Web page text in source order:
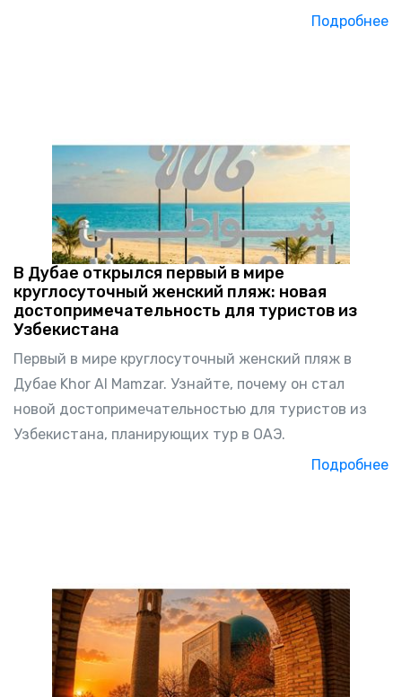
Подробнее
В Дубае открылся первый в мире
круглосуточный женский пляж: новая
достопримечательность для туристов из
Узбекистана
Первый в мире круглосуточный женский пляж в
Дубае Khor Al Mamzar. Узнайте, почему он стал
новой достопримечательностью для туристов из
Узбекистана, планирующих тур в ОАЭ.
Подробнее